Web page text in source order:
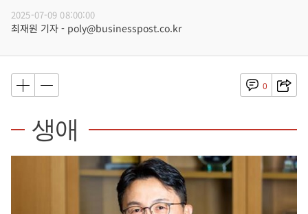
2025-07-09 08:00:00
최재원 기자 - poly@businesspost.co.kr
0
생애